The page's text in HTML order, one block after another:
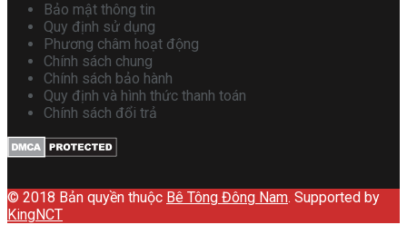
Bảo mật thông tin
Quy định sử dụng
Phương châm hoạt động
Chính sách chung
Chính sách bảo hành
Quy định và hình thức thanh toán
Chính sách đổi trả
© 2018 Bản quyền thuộc Bê Tông Đông Nam. Supported by
KingNCT